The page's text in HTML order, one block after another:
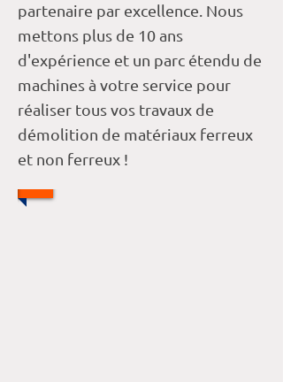
partenaire par excellence. Nous
mettons plus de 10 ans
d'expérience et un parc étendu de
machines à votre service pour
réaliser tous vos travaux de
démolition de matériaux ferreux
et non ferreux !